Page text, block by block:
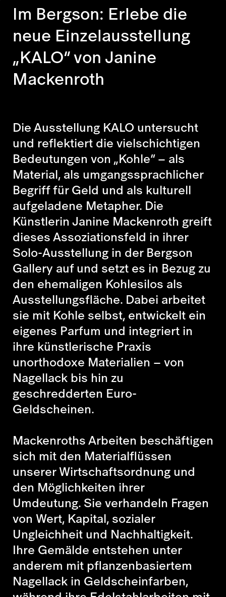
Im Bergson: Erlebe die
neue Einzelausstellung
„KALO“ von Janine
Mackenroth
Die Ausstellung KALO untersucht
und reflektiert die vielschichtigen
Bedeutungen von „Kohle“ – als
Material, als umgangssprachlicher
Begriff für Geld und als kulturell
aufgeladene Metapher. Die
Künstlerin Janine Mackenroth greift
dieses Assoziationsfeld in ihrer
Solo-Ausstellung in der Bergson
Gallery auf und setzt es in Bezug zu
den ehemaligen Kohlesilos als
Ausstellungsfläche. Dabei arbeitet
sie mit Kohle selbst, entwickelt ein
eigenes Parfum und integriert in
ihre künstlerische Praxis
unorthodoxe Materialien – von
Nagellack bis hin zu
geschredderten Euro-
Geldscheinen.
Mackenroths Arbeiten beschäftigen
sich mit den Materialflüssen
unserer Wirtschaftsordnung und
den Möglichkeiten ihrer
Umdeutung. Sie verhandeln Fragen
von Wert, Kapital, sozialer
Ungleichheit und Nachhaltigkeit.
Ihre Gemälde entstehen unter
anderem mit pflanzenbasiertem
Nagellack in Geldscheinfarben,